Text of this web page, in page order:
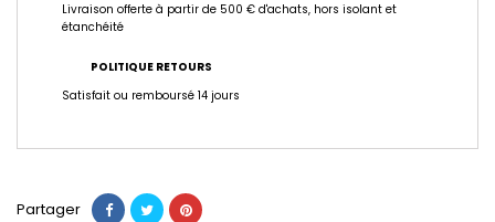
Livraison offerte à partir de 500 € d'achats, hors isolant et
étanchéité
POLITIQUE RETOURS
Satisfait ou remboursé 14 jours
Partager